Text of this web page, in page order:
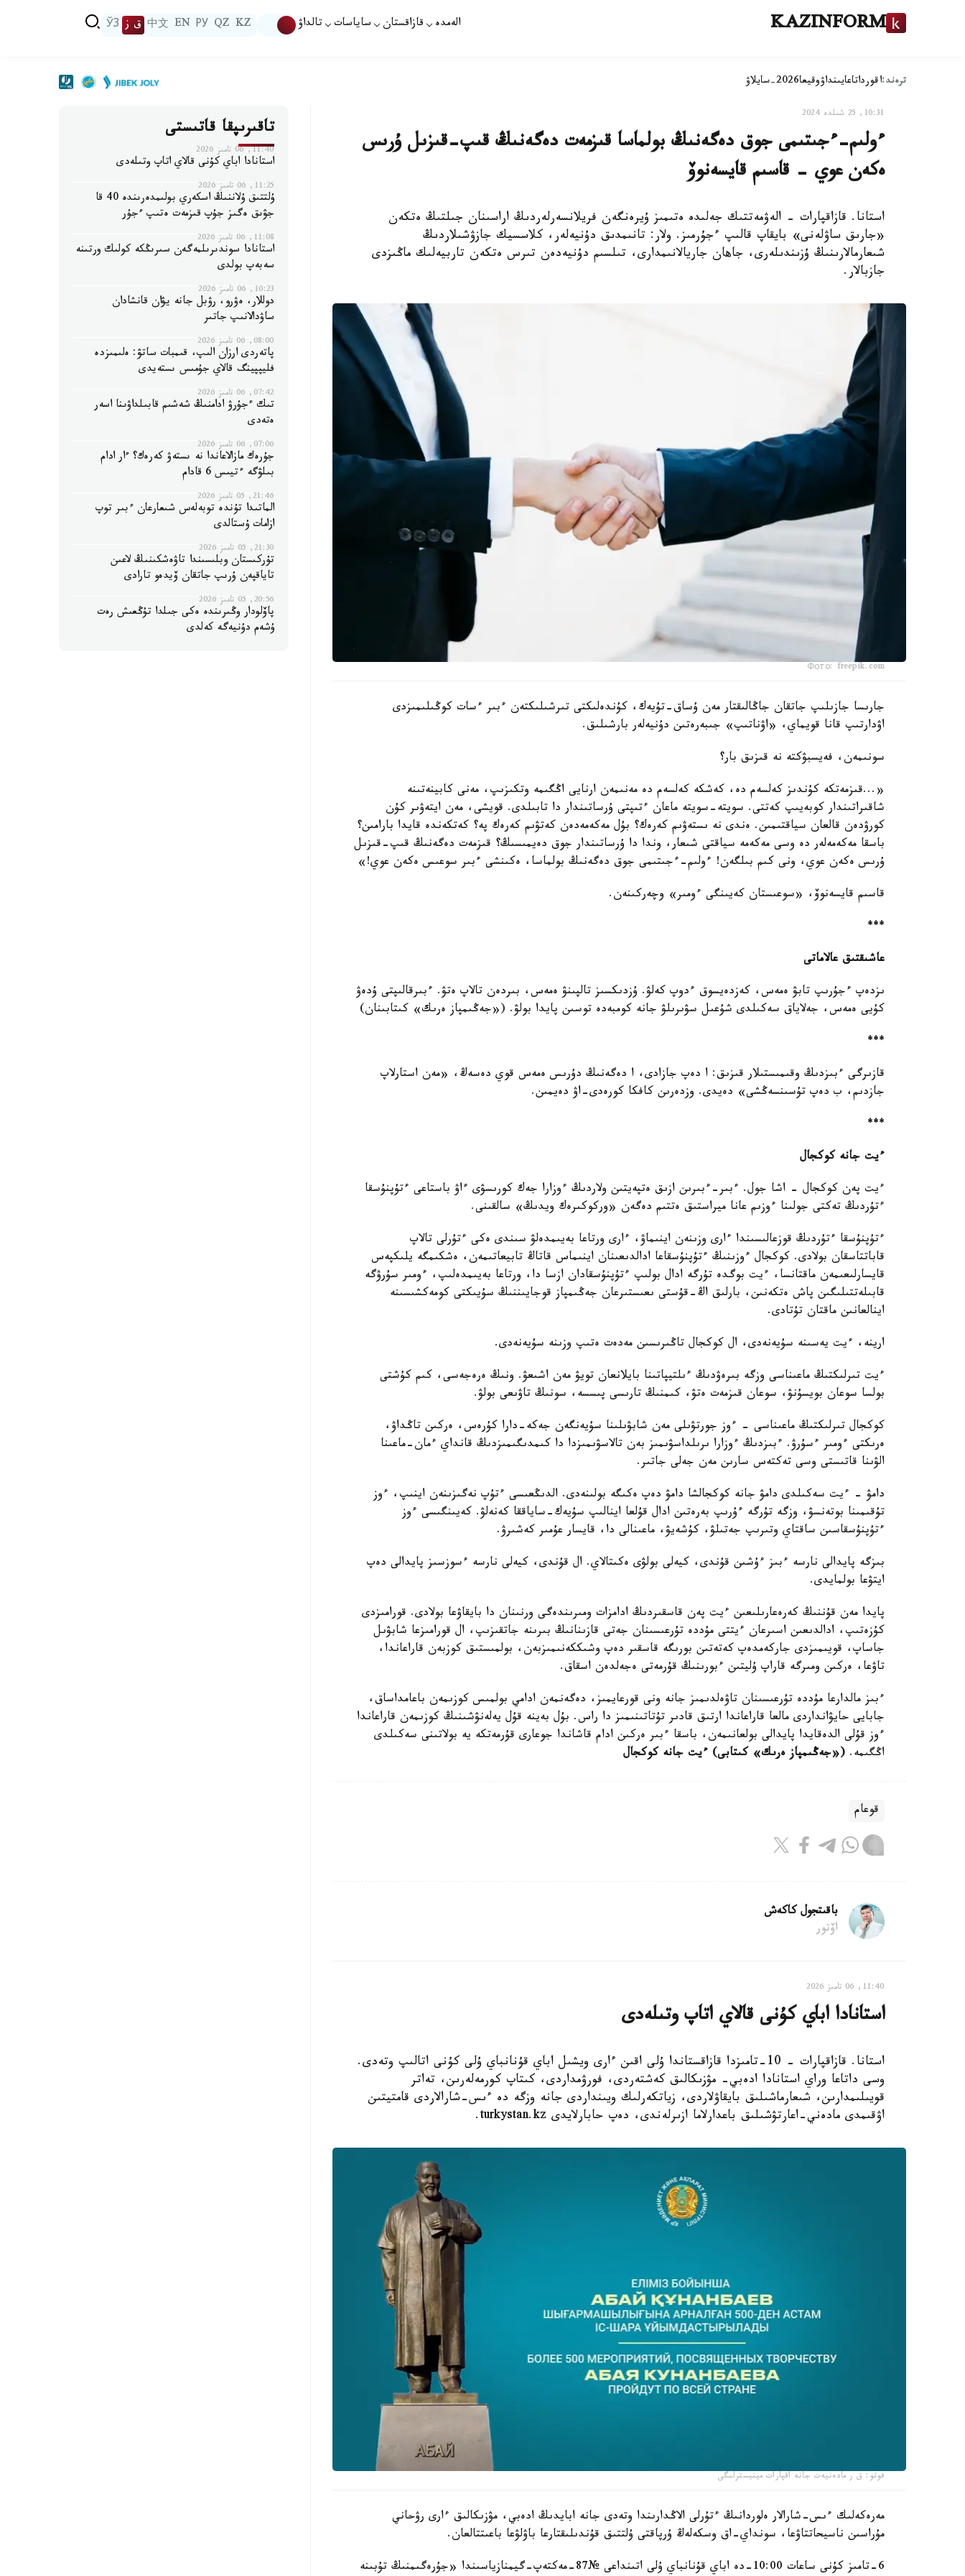
KAZINFORM الەمدە قازاقستان ساياسات تالداۋ KZ
QZ
РУ
EN
中文 ق ز ЎЗ
ترەند:اقورداتاعايىنداۋوقيعا2026-سايلاۋ
10:31, 25 شىلدە 2024
ءولىم-ءجىتىمى جوق دەگەنىڭ بولماسا قىزمەت دەگەنىڭ قىپ-قىزىل ۇرىس
ەكەن عوي - قاسىم قايسەنوۆ
استانا. قازاقپارات - الەۋمەتتىك جەلىدە ەتىمىز ۇيرەنگەن فريلانسەرلەردىڭ اراسىنان جىلتىڭ ەتكەن
«جارىق ساۋلەنى» بايقاپ قالىپ ءجۇرمىز. ولار: تانىمدىق دۇنيەلەر، كلاسسيك جازۋشىلاردىڭ
شىعارمالارىنىڭ ۇزىندىلەرى، جاهان جاريالانىمدارى، تىلسىم دۇنيەدەن تىرس ەتكەن تاربيەلىك ماڭىزدى
جازبالار.
Фото: freepik.com
جارىسا جازىلىپ جاتقان جاڭالىقتار مەن ۇساق-تۇيەك، كۇندەلىكتى تىرشىلىكتەن ءبىر ءسات كوڭىلىمىزدى
اۋدارتىپ قانا قويماي، «اۋناتىپ» جىبەرەتىن دۇنيەلەر بارشىلىق.
سونىمەن، فەيسبۋكتە نە قىزىق بار؟
«...قىزمەتكە كۇندىز كەلسەم دە، كەشكە كەلسەم دە مەنىمەن ارنايى اڭگىمە وتكىزىپ، مەنى كابينەتىنە
شاقىراتىندار كوبەيىپ كەتتى. سويتە-سويتە ماعان ءتىپتى ۇرساتىندار دا تابىلدى. قويشى، مەن ايتەۋىر كۇن
كورۋدەن قالعان سياقتىمىن. ەندى نە ىستەۋىم كەرەك؟ بۇل مەكەمەدەن كەتۋىم كەرەك پە؟ كەتكەندە قايدا بارامىن؟
باسقا مەكەمەلەر دە وسى مەكەمە سياقتى شىعار، وندا دا ۇرساتىندار جوق دەيمىسىڭ؟ قىزمەت دەگەنىڭ قىپ-قىزىل
ۇرىس ەكەن عوي، ونى كىم بىلگەن! ءولىم-ءجىتىمى جوق دەگەنىڭ بولماسا، ەكىنشى ءبىر سوعىس ەكەن عوي!»
قاسىم قايسەنوۆ، «سوعىستان كەيىنگى ءومىر» وچەركىنەن.
***
عاشىقتىق عالاماتى
ىزدەپ ءجۇرىپ تابۋ ەمەس، كەزدەيسوق ءدوپ كەلۋ. ۇزدىكسىز تالپىنۋ ەمەس، بىردەن تالاپ ەتۋ. ءبىرقالىپتى ۇدەۋ
كۇيى ەمەس، جەلاياق سەكىلدى شۇعىل سۋىرىلۋ جانە كومبەدە توسىن پايدا بولۋ. («جەڭىمپاز ەرىك» كىتابىنان)
***
قازىرگى ءبىزدىڭ وقىمىستىلار قىزىق: ا دەپ جازادى، ا دەگەنىڭ دۇرىس ەمەس قوي دەسەڭ، «مەن استارلاپ
جازدىم، ب دەپ تۇسىنسەڭشى» دەيدى. وزدەرىن كافكا كورەدى-اۋ دەيمىن.
***
ءيت جانە كوكجال
ءيت پەن كوكجال - اشا جول. ءبىر-ءبىرىن ازىق ەتپەيتىن ولاردىڭ ءوزارا جەك كورىسۋى ءاۋ باستاعى ءتۇپنۇسقا
ءتۇردىڭ تەكتى جولىنا ءوزىم عانا ميراستىق ەتتىم دەگەن «وركوكىرەك ويدىڭ» سالقىنى.
ءتۇپنۇسقا ءتۇردىڭ قوزعالىسىندا ءارى وزىنەن اينىماۋ، ءارى ورتاعا بەيىمدەلۋ سىندى ەكى ءتۇرلى تالاپ
قاباتتاسقان بولادى. كوكجال ءوزىنىڭ ءتۇپنۇسقاعا ادالدىعىنان اينىماس قاتاڭ تابيعاتىمەن، ەشكىمگە يلىكپەس
قايسارلىعىمەن ماقتانسا، ءيت بوگدە تۇرگە ادال بولىپ ءتۇپنۇسقادان ازسا دا، ورتاعا بەيىمدەلىپ، ءومىر سۇرۋگە
قابىلەتتىلىگىن پاش ەتكەنىن، بارلىق اڭ-قۇستى ىعىستىرعان جەڭىمپاز قوجايىننىڭ سۇيىكتى كومەكشىسىنە
اينالعانىن ماقتان تۇتادى.
ارينە، ءيت يەسىنە سۇيەنەدى، ال كوكجال تاڭىرىسىن مەدەت ەتىپ وزىنە سۇيەنەدى.
ءيت تىرلىكتىڭ ماعىناسى وزگە بىرەۋدىڭ ءىلتيپاتىنا بايلانعان تويۋ مەن اشىعۋ. ونىڭ ەرەجەسى، كىم كۇشتى
بولسا سوعان بويسۇنۋ، سوعان قىزمەت ەتۋ، كىمنىڭ تارىسى پىسسە، سونىڭ تاۋىعى بولۋ.
كوكجال تىرلىكتىڭ ماعىناسى - ءوز جورتۋىلى مەن شابۋىلىنا سۇيەنگەن جەكە-دارا كۇرەس، ەركىن تاڭداۋ،
ەرىكتى ءومىر ءسۇرۋ. ءبىزدىڭ ءوزارا ىرىلداسۋىمىز بەن تالاسۋىمىزدا دا كىمدىگىمىزدىڭ قانداي ءمان-ماعىنا
الۋىنا قاتىستى وسى تەكتەس سارىن مەن جەلى جاتىر.
دامۋ - ءيت سەكىلدى دامۋ جانە كوكجالشا دامۋ دەپ ەكىگە بولىنەدى. الدىڭعىسى ءتۇپ نەگىزىنەن اينىپ، ءوز
تۇقىمىنا بوتەنسۋ، وزگە تۇرگە ءۇرىپ بەرەتىن ادال قۇلعا اينالىپ سۇيەك-ساياققا كەنەلۋ. كەيىنگىسى ءوز
ءتۇپنۇسقاسىن ساقتاي وتىرىپ جەتىلۋ، كۇشەيۋ، ماعىنالى دا، قايسار عۇمىر كەشىرۋ.
بىزگە پايدالى نارسە ءبىز ءۇشىن قۇندى، كيەلى بولۋى ەكىتالاي. ال قۇندى، كيەلى نارسە ءسوزسىز پايدالى دەپ
ايتۋعا بولمايدى.
پايدا مەن قۇننىڭ كەرەعارىلىعىن ءيت پەن قاسقىردىڭ ادامزات ومىرىندەگى ورنىنان دا بايقاۋعا بولادى. قورامىزدى
كۇزەتىپ، ادالدىعىن اسىرعان ءيتتى مۇددە تۇرعىسىنان جەتى قازىنانىڭ بىرىنە جاتقىزىپ، ال قورامىزعا شابۋىل
جاساپ، قويىمىزدى جاركەمدەپ كەتەتىن بورىگە قاسقىر دەپ وشىككەنىمىزبەن، بولمىستىق كوزبەن قاراعاندا،
تاۋعا، ەركىن ومىرگە قاراپ ۇليتىن ءبورىنىڭ قۇرمەتى ەجەلدەن اسقاق.
ءبىز مالدارعا مۇددە تۇرعىسىنان تاۋەلدىمىز جانە ونى قورعايمىز، دەگەنمەن ادامي بولمىس كوزىمەن باعامداساق،
جابايى حايۋانداردى مالعا قاراعاندا ارتىق قادىر تۇتاتىنىمىز دا راس. بۇل بەينە قۇل يەلەنۋشىنىڭ كوزىمەن قاراعاندا
ءوز قۇلى الدەقايدا پايدالى بولعانىمەن، باسقا ءبىر ەركىن ادام قاشاندا جوعارى قۇرمەتكە يە بولاتىنى سەكىلدى
اڭگىمە. («جەڭىمپاز ەرىك» كىتابى) ءيت جانە كوكجال
قوعام
باقىتجول كاكەش
اۆتور
11:40, 06 تامىز 2026
استانادا اباي كۇنى قالاي اتاپ وتىلەدى
استانا. قازاقپارات – 10-تامىزدا قازاقستاندا ۇلى اقىن ءارى ويشىل اباي قۇنانباي ۇلى كۇنى اتالىپ وتەدى.
وسى داتاعا وراي استانادا ادەبي- مۋزىكالىق كەشتەردى، فورۋمداردى، كىتاپ كورمەلەرىن، تەاتر
قويىلىمدارىن، شىعارماشىلىق بايقاۋلاردى، زياتكەرلىك ويىنداردى جانە وزگە دە ءىس-شارالاردى قامتيتىن
اۋقىمدى مادەني-اعارتۋشىلىق باعدارلاما ازىرلەندى، دەپ حابارلايدى turkystan.kz.
فوتو: ق ر مادەنيەت جانە اقپارات مينيسترلىگى
مەرەكەلىك ءىس-شارالار ەلوردانىڭ ءتۇرلى الاڭدارىندا وتەدى جانە ابايدىڭ ادەبي، مۋزىكالىق ءارى رۋحاني
مۇراسىن ناسيحاتتاۋعا، سونداي-اق وسكەلەڭ ۇرپاقتى ۇلتتىق قۇندىلىقتارعا باۋلۋعا باعىتتالعان.
6-تامىز كۇنى ساعات 10:00-دە اباي قۇنانباي ۇلى اتىنداعى №87-مەكتەپ-گيمنازياسىندا «جۇرەگىمنىڭ تۇبىنە
تاقىرىپقا قاتىستى
11:40, 06 تامىز 2026
استانادا اباي كۇنى قالاي اتاپ وتىلەدى
11:25, 06 تامىز 2026
ۇلتتىق ۇلاننىڭ اسكەري بولىمدەرىندە 40 قا
جۋىق ەگىز جۇپ قىزمەت ەتىپ ءجۇر
11:08, 06 تامىز 2026
استانادا سوندىرىلمەگەن سىرىڭكە كولىك ورتىنە
سەبەپ بولدى
10:23, 06 تامىز 2026
دوللار، ەۋرو، رۋبل جانە يۋان قانشادان
ساۋدالانىپ جاتىر
08:00, 06 تامىز 2026
پاتەردى ارزان الىپ، قىمبات ساتۋ: ەلىمىزدە
فليپپينگ قالاي جۇمىس ىستەيدى
07:42, 06 تامىز 2026
تىك ءجۇرۋ ادامنىڭ شەشىم قابىلداۋىنا اسەر
ەتەدى
07:06, 06 تامىز 2026
جۇرەك مازالاعاندا نە ىستەۋ كەرەك؟ ءار ادام
بىلۋگە ءتيىس 6 قادام
21:46, 05 تامىز 2026
الماتىدا تۇندە توبەلەس شىعارعان ءبىر توپ
ازامات ۇستالدى
21:30, 05 تامىز 2026
تۇركىستان وبلىسىندا تاۋەشكىنىڭ لاعىن
تاياقپەن ۇرىپ جاتقان ۆيدەو تارادى
20:56, 05 تامىز 2026
پاۆلودار وڭىرىندە ەكى جىلدا تۇڭعىش رەت
ۇشەم دۇنيەگە كەلدى